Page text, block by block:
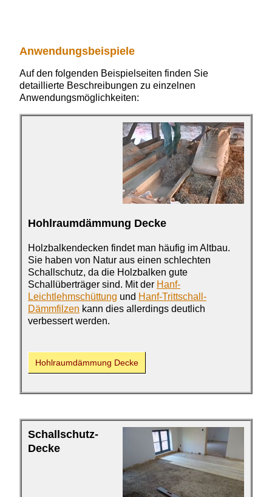
Anwendungsbeispiele
Auf den folgenden Beispielseiten finden Sie
detaillierte Beschreibungen zu einzelnen
Anwendungsmöglichkeiten:
Hohlraumdämmung Decke
Holzbalkendecken findetman häufig im Altbau.
Sie haben von Natur aus einen schlechten
Schallschutz, da die Holzbalken gute
Schallüberträger sind. Mit der Hanf-
Leichtlehmschüttung und Hanf-Trittschall-
Dämmfilzen kann dies allerdings deutlich
verbessert werden.
Hohlraumdämmung Decke
Schallschutz-
Decke